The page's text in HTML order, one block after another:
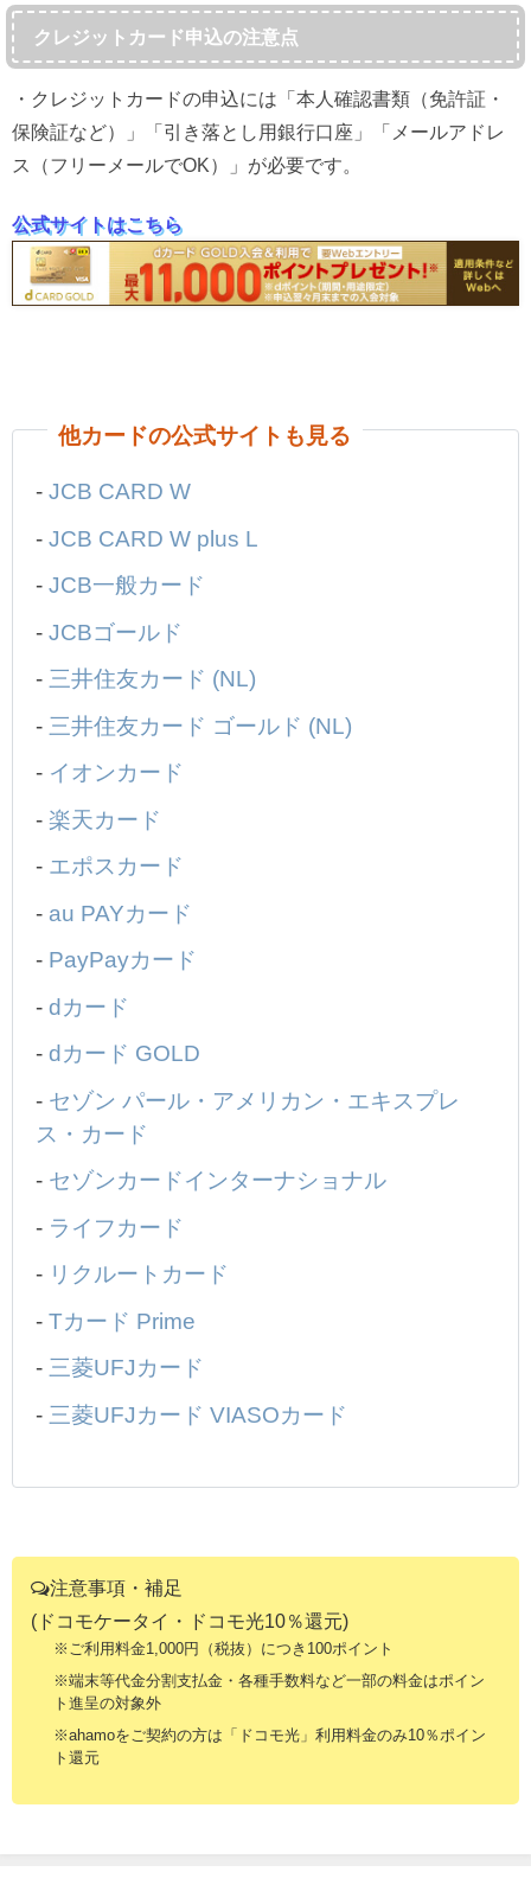
クレジットカード申込の注意点
・クレジットカードの申込には「本人確認書類（免許証・
保険証など）」「引き落とし用銀行口座」「メールアドレ
ス（フリーメールでOK）」が必要です。
公式サイトはこちら
他カードの公式サイトも見る
-JCB CARD W
-JCB CARD W plus L
-JCB一般カード
-JCBゴールド
- 三井住友カード (NL)
- 三井住友カード ゴールド (NL)
- イオンカード
- 楽天カード
- エポスカード
- au PAYカード
- PayPayカード
-dカード
-dカード GOLD
- セゾン パール・アメリカン・エキスプレ
ス・カード
- セゾンカードインターナショナル
- ライフカード
- リクルートカード
-Tカード Prime
- 三菱UFJカード
- 三菱UFJカード VIASOカード
注意事項・補足
(ドコモケータイ・ドコモ光10％還元)
※ご利用料金1,000円（税抜）につき100ポイント
※端末等代金分割支払金・各種手数料など一部の料金はポイン
ト進呈の対象外
※ahamoをご契約の方は「ドコモ光」利用料金のみ10％ポイン
ト還元